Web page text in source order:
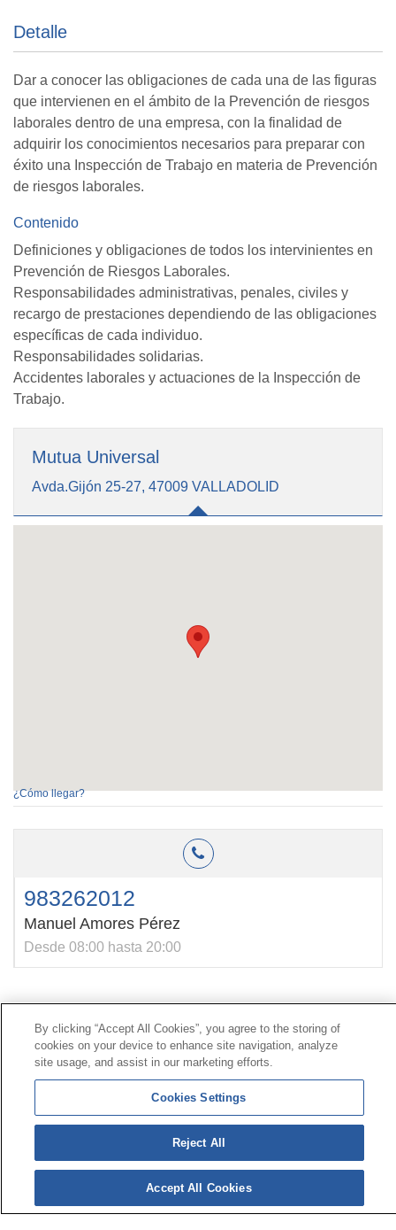
Detalle
Dar a conocer las obligaciones de cada una de las figuras
que intervienen en el ámbito de la Prevención de riesgos
laborales dentro de una empresa, con la finalidad de
adquirir los conocimientos necesarios para preparar con
éxito una Inspección de Trabajo en materia de Prevención
de riesgos laborales.
Contenido
Definiciones y obligaciones de todos los intervinientes en
Prevención de Riesgos Laborales.
Responsabilidades administrativas, penales, civiles y
recargo de prestaciones dependiendo de las obligaciones
específicas de cada individuo.
Responsabilidades solidarias.
Accidentes laborales y actuaciones de la Inspección de
Trabajo.
Mutua Universal
Avda.Gijón 25-27, 47009 VALLADOLID
¿Cómo llegar?
983262012
Manuel Amores Pérez
Desde 08:00 hasta 20:00
Línea Universal 900 203 203|Zona Privada Comisión de
Prestaciones Especiales|Zona Privada Proveedor
© Mutua Universal 2026 | Mapa del sitio | Aviso legal
Política de Protección de Datos
cookies
Síguenos en:
By clicking “Accept All Cookies”, you agree to the storing of
cookies on your device to enhance site navigation, analyze
site usage, and assist in our marketing efforts.
Cookies Settings
Reject All
Accept All Cookies